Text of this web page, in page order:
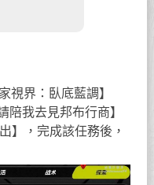
視界：臥底藍調】
陪我去見邦布行商】
】，完成該任務後，